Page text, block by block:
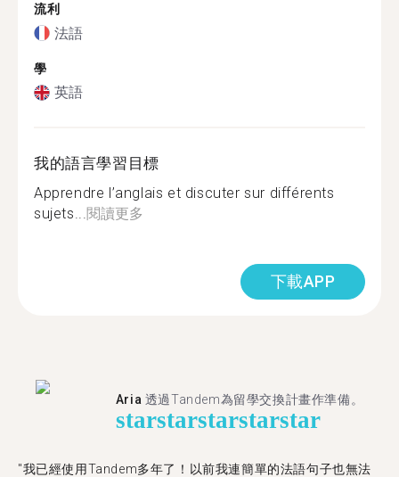
流利
法語
學
英語
我的語言學習目標
Apprendre l’anglais et discuter sur différents
sujets...閱讀更多
下載APP
Aria 透過Tandem為留學交換計畫作準備。
starstarstarstarstar
"我已經使用Tandem多年了！以前我連簡單的法語句子也無法